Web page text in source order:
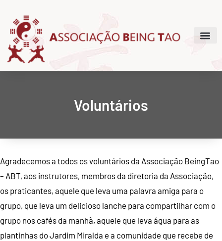
Voluntários
Agradecemos a todos os voluntários da Associação BeingTao
– ABT, aos instrutores, membros da diretoria da Associação,
os praticantes, aquele que leva uma palavra amiga para o
grupo, que leva um delicioso lanche para compartilhar com o
grupo nos cafés da manhã, aquele que leva água para as
plantinhas do Jardim Miralda e a comunidade que recebe de